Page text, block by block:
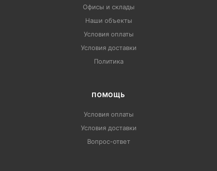
Офисы и склады
Наши объекты
Условия оплаты
Условия доставки
Политика
ПОМОЩЬ
Условия оплаты
Условия доставки
Вопрос-ответ